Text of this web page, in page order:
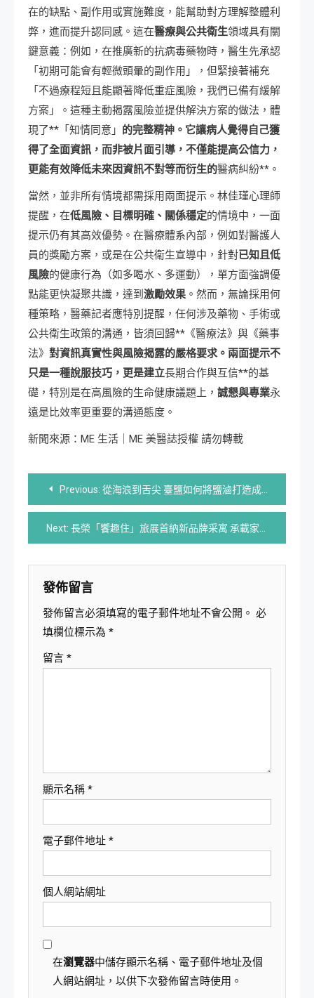
在的缺點、副作用或實施難度，能幫助對方理解整體利
弊，進而提升認同感。這在醫療與公共衛生領域具有關
鍵意義：例如，在推廣新的抗病毒藥物時，醫生先承認
「初期可能會有輕微頭暈的副作用」，但緊接著補充
「不過療程短且能顯著降低重症風險，我們已備有緩解
方案」。這種主動揭露風險並提供解決方案的做法，體
現了**「知情同意」 的完整精神。它讓病人覺得自己獲
得了全面資訊，而非被片面引導，不僅能提高公信力，
更能有效降低未來因資訊不對等而衍生的醫病糾紛**。
當然，並非所有情境都需採用兩面提示。林佳瑾心理師
提醒，在低風險、目標明確、關係穩定的情境中，一面
提示仍有其高效優勢。在醫療體系內部，例如對醫護人
員的獎勵方案，或是在公共衛生宣導中，針對已知且低
風險的健康行為（如多喝水、多運動），單方面強調優
點能更快凝聚共識，達到 激勵效果 。然而，無論採用何
種策略，醫藥記者應特別提醒，任何涉及藥物、手術或
公共衛生政策的溝通，皆須回歸**《醫療法》與《藥事
法》 對資訊真實性與風險揭露的嚴格要求。兩面提示不
只是一種說服技巧，更是建立長期合作與互信**的基
礎，特別是在高風險的生命健康議題上， 誠懇與專業永
遠是比效率更重要的溝通態度。
新聞來源：ME 生活｜ME 美醫誌授權 請勿轉載
文
章
導
覽
Previous: 從海浪到舌尖 臺鹽如何將鹽滷打造成「第七種調味料」
Next: 長榮「饗趣住」旅展首納新品牌采寓 承載家庭的「四人共好」假期
發佈留言
發佈留言必須填寫的電子郵件地址不會公開。 必
填欄位標示為 *
留言 *
顯示名稱 *
電子郵件地址 *
個人網站網址
在瀏覽器中儲存顯示名稱、電子郵件地址及個
人網站網址，以供下次發佈留言時使用。